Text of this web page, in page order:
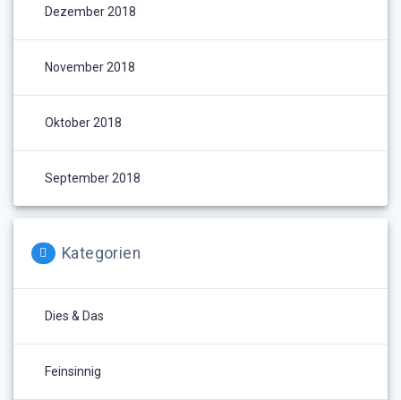
Dezember 2018
November 2018
Oktober 2018
September 2018
Kategorien
Dies & Das
Feinsinnig